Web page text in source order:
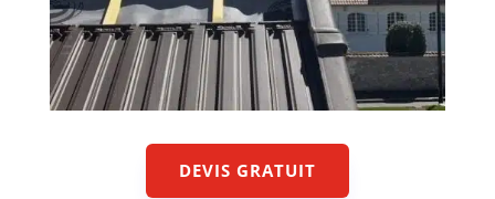
DEVIS GRATUIT